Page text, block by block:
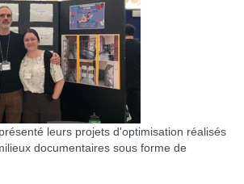
leurs projets d'optimisation réalisés
documentaires sous forme de